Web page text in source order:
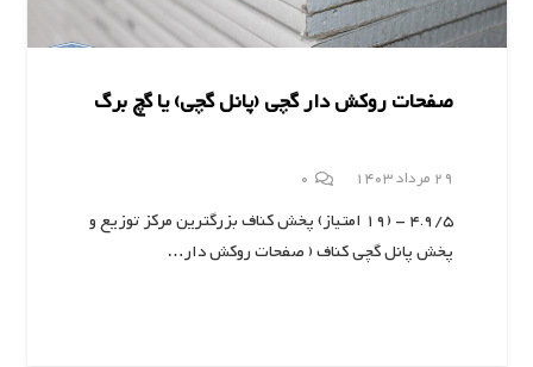
صفحات روکش ‌دار گچی (پانل گچی) یا گچ برگ
29 مرداد 1403 0
4.9/5 - (19 امتیاز) پخش کناف بزرگترین مرکز توزیع و
پخش پانل گچی کناف ( صفحات روکش ‌دار…